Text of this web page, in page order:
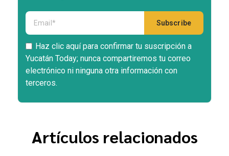
Haz clic aquí para confirmar tu suscripción a
Yucatán Today; nunca compartiremos tu correo
electrónico ni ninguna otra información con
terceros.
Artículos relacionados